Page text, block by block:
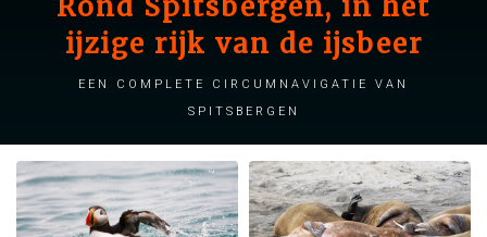
Rond Spitsbergen, in het
ijzige rijk van de ijsbeer
Een complete Circumnavigatie van
Spitsbergen